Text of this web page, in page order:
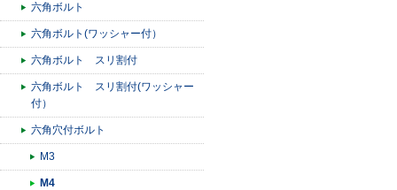
六角ボルト
六角ボルト(ワッシャー付）
六角ボルト スリ割付
六角ボルト スリ割付(ワッシャー
付）
六角穴付ボルト
M3
M4